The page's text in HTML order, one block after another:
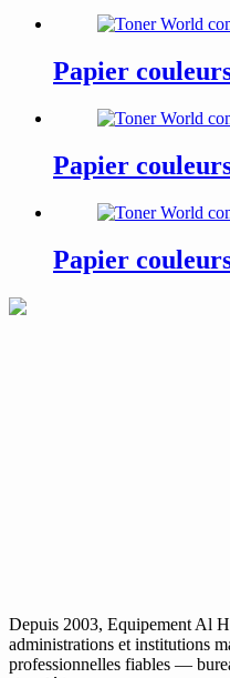
Papier
Papier
Papier
Depuis 2003, Equipement Al
administrations et institutions
professionnelles fiables —